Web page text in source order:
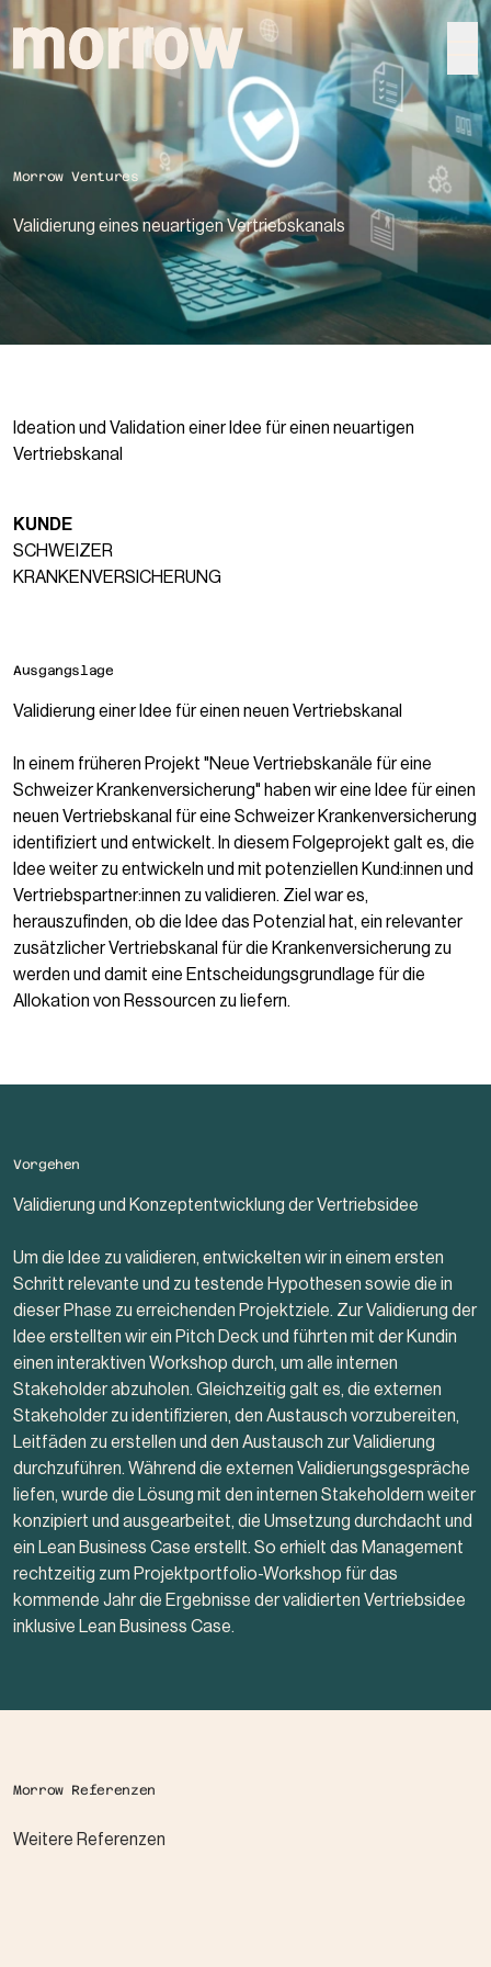
morrow
Morrow Ventures
Validierung eines neu­artigen Vertriebs­kanals
Ideation und Validation einer Idee für einen neuartigen
Vertriebskanal
KUNDE
SCHWEIZER
KRANKENVERSICHERUNG
Ausgangslage
Validierung einer Idee für einen neuen Vertriebskanal
In einem früheren Projekt "Neue Vertriebskanäle für eine
Schweizer Krankenversicherung" haben wir eine Idee für einen
neuen Vertriebskanal für eine Schweizer Krankenversicherung
identifiziert und entwickelt. In diesem Folgeprojekt galt es, die
Idee weiter zu entwickeln und mit potenziellen Kund:innen und
Vertriebspartner:innen zu validieren. Ziel war es,
herauszufinden, ob die Idee das Potenzial hat, ein relevanter
zusätzlicher Vertriebskanal für die Krankenversicherung zu
werden und damit eine Entscheidungsgrundlage für die
Allokation von Ressourcen zu liefern.
Vorgehen
Validierung und Konzeptentwicklung der Vertriebsidee
Um die Idee zu validieren, entwickelten wir in einem ersten
Schritt relevante und zu testende Hypothesen sowie die in
dieser Phase zu erreichenden Projektziele. Zur Validierung der
Idee erstellten wir ein Pitch Deck und führten mit der Kundin
einen interaktiven Workshop durch, um alle internen
Stakeholder abzuholen. Gleichzeitig galt es, die externen
Stakeholder zu identifizieren, den Austausch vorzubereiten,
Leitfäden zu erstellen und den Austausch zur Validierung
durchzuführen. Während die externen Validierungsgespräche
liefen, wurde die Lösung mit den internen Stakeholdern weiter
konzipiert und ausgearbeitet, die Umsetzung durchdacht und
ein Lean Business Case erstellt. So erhielt das Management
rechtzeitig zum Projektportfolio-Workshop für das
kommende Jahr die Ergebnisse der validierten Vertriebsidee
inklusive Lean Business Case.
Morrow Referenzen
Weitere Referenzen